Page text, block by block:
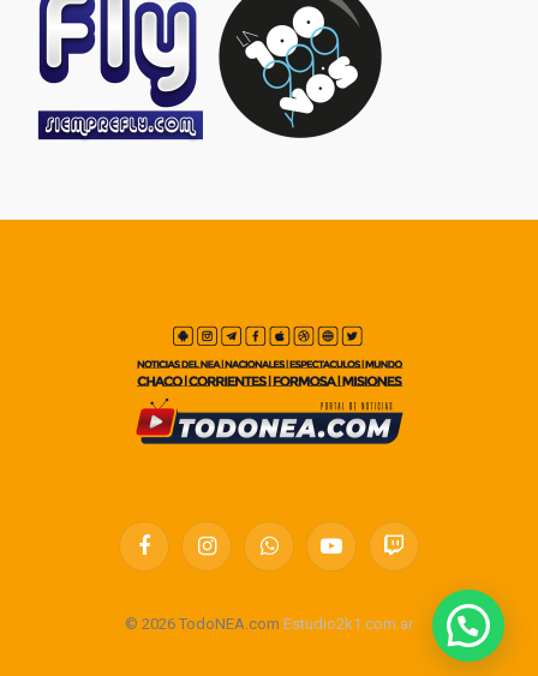
FacebookInstagramWhatsAppYouTubeTwitch
© 2026 TodoNEA.com Estudio2k1.com.ar